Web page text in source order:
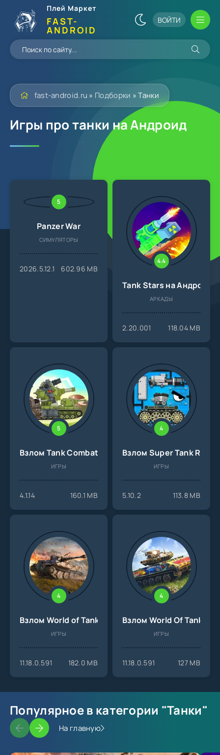
Плей Маркет
FAST-
ANDROID
ВОЙТИ
fast-android.ru » Подборки » Танки
Игры про танки на Андроид
5
Panzer War
СИМУЛЯТОРЫ
2026.5.12.1 602.96 MB
4.4
Tank Stars на Андроид
АРКАДЫ
2.20.001 118.04 MB
5
Взлом Tank Combat на Андроид
ИГРЫ
4.1.14 160.1 MB
4
Взлом Super Tank
ИГРЫ
5.10.2 113.8 MB
4
Взлом World of Tanks Blitz на Андроид
ИГРЫ
11.18.0.591 182.0 MB
4
Взлом World Of Tanks
ИГРЫ
11.18.0.591 127 MB
Популярное в категории "Танки"
На главную